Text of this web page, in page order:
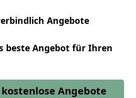
Angebote
beste Angebot für Ihren
Angebote